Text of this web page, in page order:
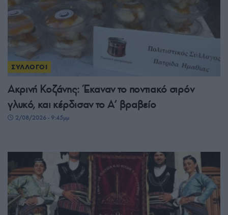
ΣΥΛΛΟΓΟΙ
Ακρινή Κοζάνης: Έκαναν το ποντιακό σιρόν
γλυκό, και κέρδισαν το A’ βραβείο
2/08/2026 - 9:45μμ